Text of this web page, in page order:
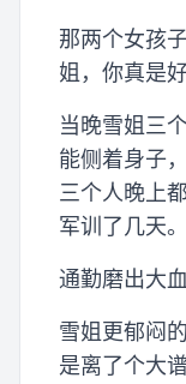
那两个女孩
姐，你真是
当晚雪姐三
能侧着身子
三个人晚上
军训了几天。
通勤磨出大
雪姐更郁闷
是离了个大